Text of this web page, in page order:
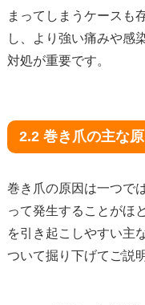
まってしまうケースも
し、より強い痛みや感
対処が重要です。
2.2 巻き爪の主な
巻き爪の原因は一つで
って発生することがほ
を引き起こしやすい主
ついて掘り下げてご説